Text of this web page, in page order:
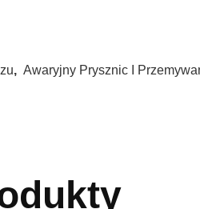
, Awaryjny Prysznic I